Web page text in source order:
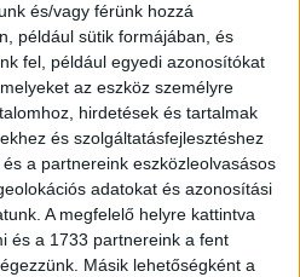
és/vagy férünk hozzá
például sütik formájában, és
fel, például egyedi azonosítókat
az eszköz személyre
hirdetések és tartalmak
és szolgáltatásfejlesztéshez
a partnereink eszközleolvasásos
adatokat és azonosítási
A megfelelő helyre kattintva
és a 1733 partnereink a fent
Másik lehetőségként a